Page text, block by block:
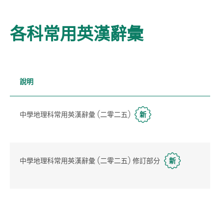
各科常用英漢辭彙
說明
中學地理科常用英漢辭彙 (二零二五) 新
中學地理科常用英漢辭彙 (二零二五) 修訂部分 新